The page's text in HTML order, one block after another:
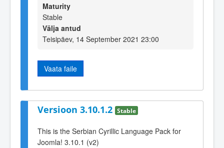
Maturity
Stable
Välja antud
Teisipäev, 14 September 2021 23:00
Vaata faile
Versioon 3.10.1.2 Stable
This is the Serbian Cyrillic Language Pack for
Joomla! 3.10.1 (v2)